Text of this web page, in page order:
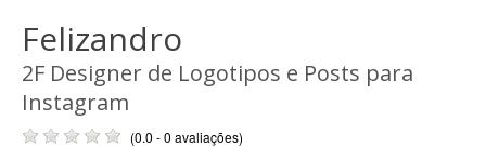
Felizandro
2F Designer de Logotipos e Posts para
Instagram
(0.0 - 0 avaliações)